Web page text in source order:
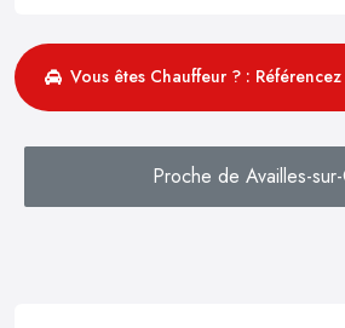
Vous êtes Chauffeur ? :
Proche de Availles-